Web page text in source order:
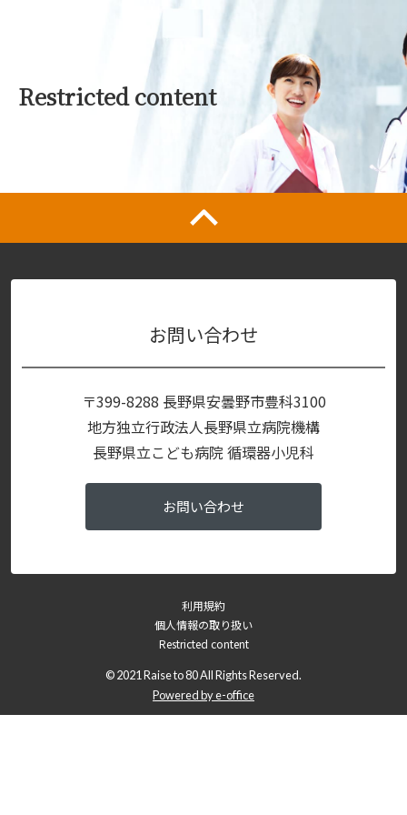
Restricted content
お問い合わせ
〒399-8288 長野県安曇野市豊科3100
地方独立行政法人長野県立病院機構
長野県立こども病院 循環器小児科
お問い合わせ
利用規約
個人情報の取り扱い
Restricted content
© 2021 Raise to 80 All Rights Reserved.
Powered by e-office